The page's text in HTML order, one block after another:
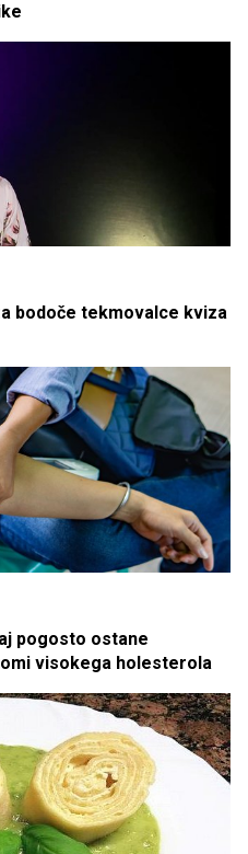
bodoče tekmovalce kviza
pogosto ostane
visokega holesterola